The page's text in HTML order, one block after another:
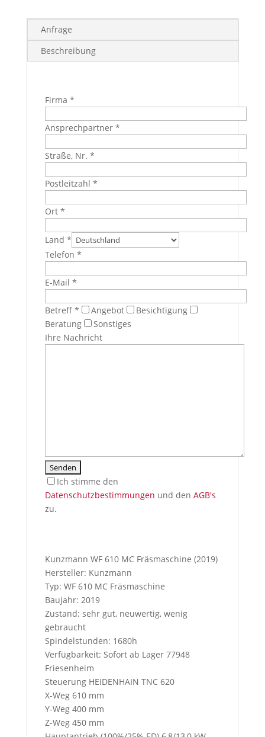
Anfrage
Beschreibung
Firma *
Ansprechpartner *
Straße, Nr. *
Postleitzahl *
Ort *
Land *
Telefon *
E-Mail *
Betreff * Angebot
Besichtigung
Beratung
Sonstiges
Ihre Nachricht
Ich stimme den
Datenschutzbestimmungen und den AGB's
zu.
o
u
p
r
e
s
s
t
h
i
s
b
u
Kunzmann WF 610 MC Fräsmaschine (2019)
Hersteller: Kunzmann
Typ: WF 610 MC Fräsmaschine
Baujahr: 2019
Zustand: sehr gut, neuwertig, wenig
gebraucht
Spindelstunden: 1680h
Verfügbarkeit: Sofort ab Lager 77948
Friesenheim
Steuerung HEIDENHAIN TNC 620
X-Weg 610 mm
Y-Weg 400 mm
Z-Weg 450 mm